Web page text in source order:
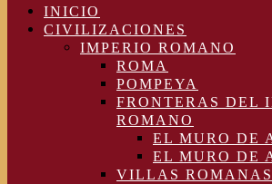
INICIO
CIVILIZACIONES
IMPERIO ROMANO
ROMA
POMPEYA
FRONTERAS DEL
ROMANO
EL MURO DE
EL MURO DE
VILLAS ROMANAS